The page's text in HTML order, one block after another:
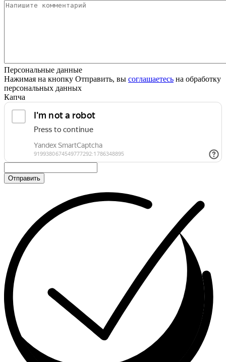
Персональные данные
Нажимая на кнопку Отправить, вы соглашаетесь на обработку
персональных данных
Капча
Отправить